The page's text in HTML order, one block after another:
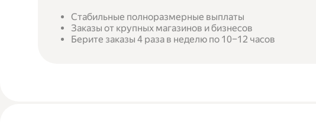
Стабильные полноразмерные выплаты
Заказы от крупных магазинов и бизнесов
Берите заказы 4 раза в неделю по 10–12 часов